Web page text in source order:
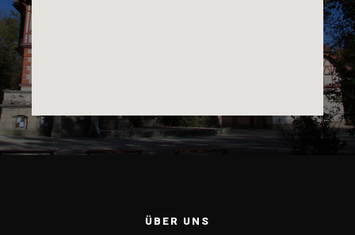
ÜBER UNS